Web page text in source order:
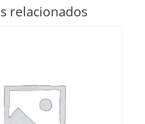
relacionados